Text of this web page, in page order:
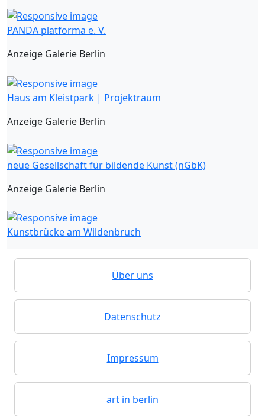
PANDA platforma e. V.
Anzeige Galerie Berlin
Haus am Kleistpark | Projektraum
Anzeige Galerie Berlin
neue Gesellschaft für bildende Kunst (nGbK)
Anzeige Galerie Berlin
Kunstbrücke am Wildenbruch
Über uns
Datenschutz
Impressum
art in berlin